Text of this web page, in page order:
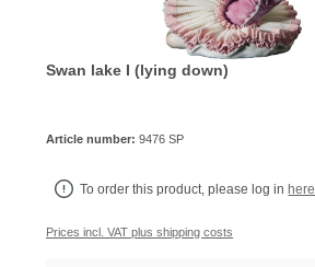
Swan lake I (lying down)
Article number:9476 SP
To order this product, please log inhere
Prices incl. VAT plus shipping costs